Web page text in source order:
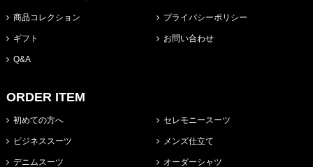
商品コレクション
ギフト
Q&A
プライバシーポリシー
お問い合わせ
ORDER ITEM
初めての方へ
ビジネススーツ
デニムスーツ
セレモニースーツ
メンズ仕立て
オーダーシャツ